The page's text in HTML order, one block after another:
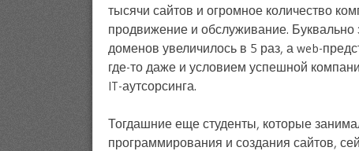
тысячи сайтов и огромное количество
продвижение и обслуживание. Буквально
доменов увеличилось в 5 раз, а web-
где-то даже и условием успешной
IT-аутсорсинга.
Тогдашние еще студенты, которые
программирования и создания сайтов,